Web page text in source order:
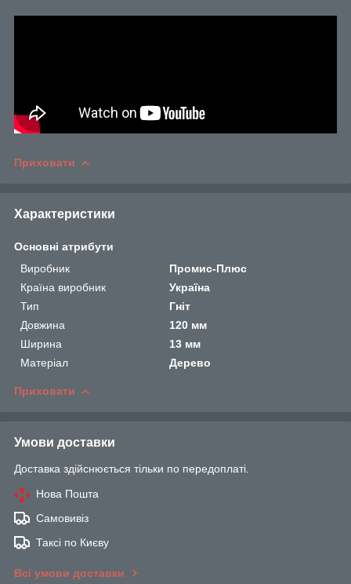
Приховати
Характеристики
Основні атрибути
Виробник
Промис-Плюс
Країна виробник
Україна
Тип
Гніт
Довжина
120 мм
Ширина
13 мм
Матеріал
Дерево
Приховати
Умови доставки
Доставка здійснюється тільки по передоплаті.
Нова Пошта
Самовивіз
Таксі по Києву
Всі умови доставки